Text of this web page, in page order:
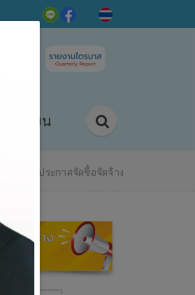
งเรียน
ข่าวประกาศจัดซื้อจัดจ้าง